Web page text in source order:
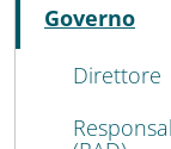
Governo
Attivo
Direttore